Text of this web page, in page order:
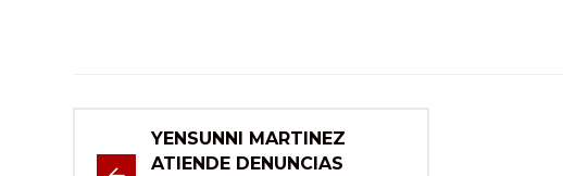
YENSUNNI MARTINEZ
ATIENDE DENUNCIAS